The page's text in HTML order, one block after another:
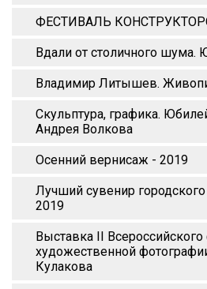
ФЕСТИВАЛЬ
Вдали от столичного
Владимир Литышев.
Скульптура, графика.
Андрея Волкова
Осенний вернисаж - 2019
Лучший сувенир
2019
Выставка II
художественной
Кулакова